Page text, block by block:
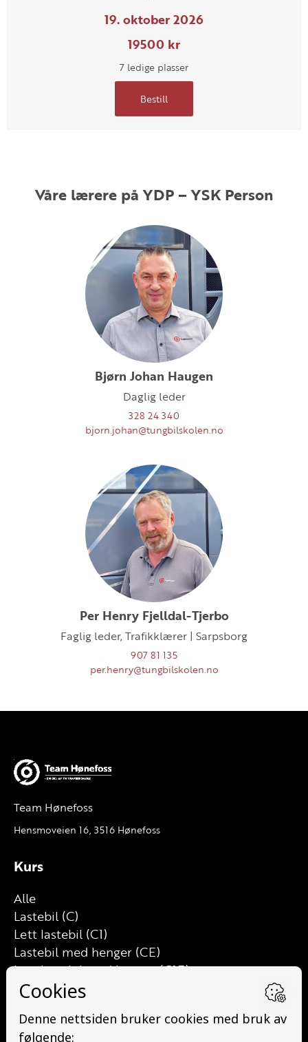
19. oktober 2026
19500 kr
7 ledige plasser
Bestill
Våre lærere på YDP – YSK Person
Bjørn Johan Haugen
Daglig leder
328 24 340
bjorn.johan@tungbilskolen.no
Per Henry Fjelldal-Tjerbo
Faglig leder, Trafikklærer | Sarpsborg
907 81 135
per.henry@tungbilskolen.no
Team Hønefoss
Hensmoveien 16, 3516 Hønefoss
Kurs
Alle
Lastebil (C)
Lett lastebil (C1)
Lastebil med henger (CE)
Lett lastebil med henger (C1E)
Buss (D)
Minibuss (D1)